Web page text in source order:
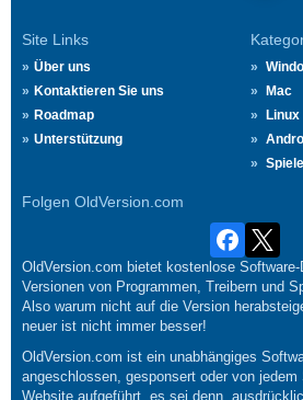
Site Links
Über uns
Kontaktieren Sie uns
Roadmap
Unterstützung
Mac
Linux
Spiele
Folgen OldVersion.com
OldVersion.com bietet kostenlose
Versionen von Programmen, Treibern und
Also warum nicht auf die Version
neuer ist nicht immer besser!
OldVersion.com ist ein unabhängiges
angeschlossen, gesponsert oder von jedem
Website aufgeführt, es sei denn,